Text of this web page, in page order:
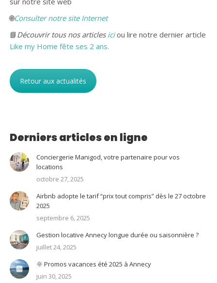
🌐Consulter notre site Internet
📘Découvrir tous nos articles iciou lire notre dernier article
Like my Home fête ses 2 ans.
Retour aux actualités
Derniers articles en ligne
Conciergerie Manigod, votre partenaire pour vos
locations
octobre 27, 2025
Airbnb adopte le tarif “prix tout compris” dès le 27 octobre
2025
septembre 6, 2025
Gestion locative Annecy longue durée ou saisonnière ?
juillet 24, 2025
🌞 Promos vacances été 2025 à Annecy
juin 30, 2025